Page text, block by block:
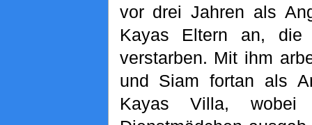
vor drei Jahren als
Kayas Eltern an, die
verstarben. Mit ihm
und Siam fortan als
Kayas Villa,